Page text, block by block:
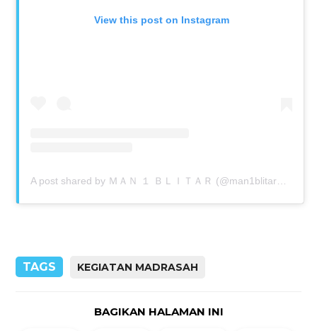
View this post on Instagram
TAGS KEGIATAN MADRASAH
BAGIKAN HALAMAN INI